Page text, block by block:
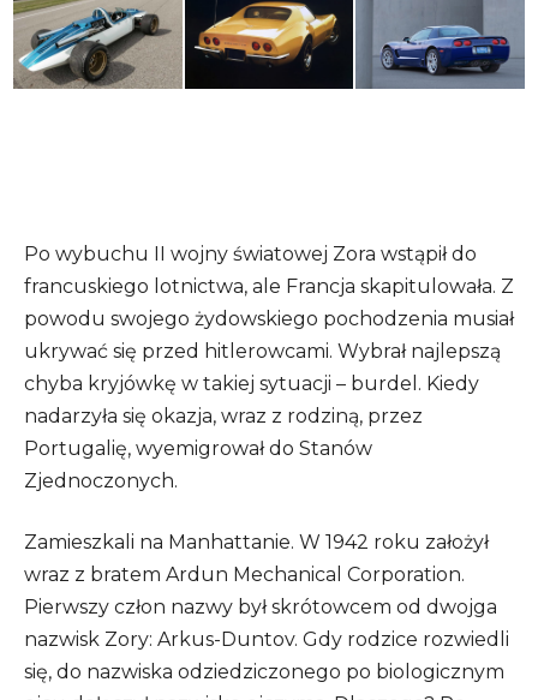
Po wybuchu II wojny światowej Zora wstąpił do
francuskiego lotnictwa, ale Francja skapitulowała. Z
powodu swojego żydowskiego pochodzenia musiał
ukrywać się przed hitlerowcami. Wybrał najlepszą
chyba kryjówkę w takiej sytuacji – burdel. Kiedy
nadarzyła się okazja, wraz z rodziną, przez
Portugalię, wyemigrował do Stanów
Zjednoczonych.
Zamieszkali na Manhattanie. W 1942 roku założył
wraz z bratem Ardun Mechanical Corporation.
Pierwszy człon nazwy był skrótowcem od dwojga
nazwisk Zory: Arkus-Duntov. Gdy rodzice rozwiedli
się, do nazwiska odziedziczonego po biologicznym